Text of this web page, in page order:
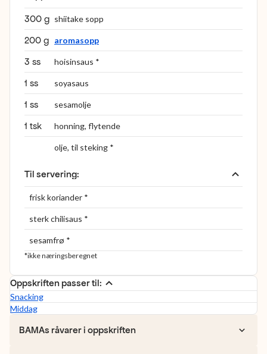
300 g shiitake sopp
200 g aromasopp
3 ss hoisinsaus *
1 ss soyasaus
1 ss sesamolje
1 tsk honning, flytende
olje, til steking *
Til servering:
frisk koriander *
sterk chilisaus *
sesamfrø *
*ikke næringsberegnet
Oppskriften passer til:
Snacking
Middag
BAMAs råvarer i oppskriften